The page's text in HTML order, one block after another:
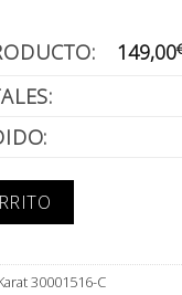
149,00
30001516-C